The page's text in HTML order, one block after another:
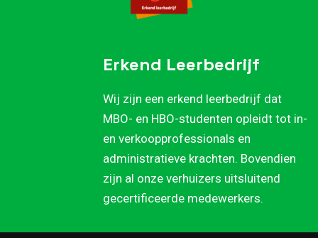
Erkend Leerbedrijf
Wij zijn een erkend leerbedrijf dat
MBO- en HBO-studenten opleidt tot in-
en verkoopprofessionals en
administratieve krachten. Bovendien
zijn al onze verhuizers uitsluitend
gecertificeerde medewerkers.